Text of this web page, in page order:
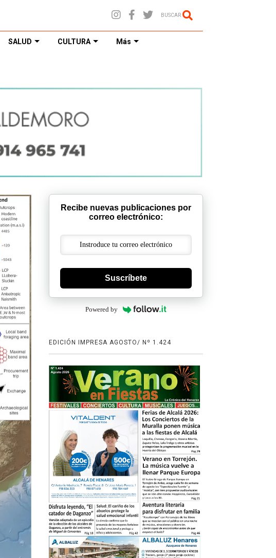
BUSCAR
SALUD CULTURA Más
Recibe nuevas publicaciones por
correo electrónico:
Suscríbete
Powered by
EDICIÓN IMPRESA AGOSTO/ Nº 1.424